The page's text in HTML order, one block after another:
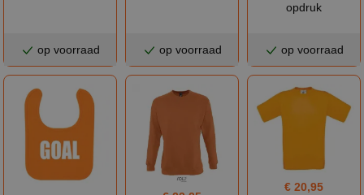
op voorraad op voorraad
opdruk
op voorraad
€ 20,95